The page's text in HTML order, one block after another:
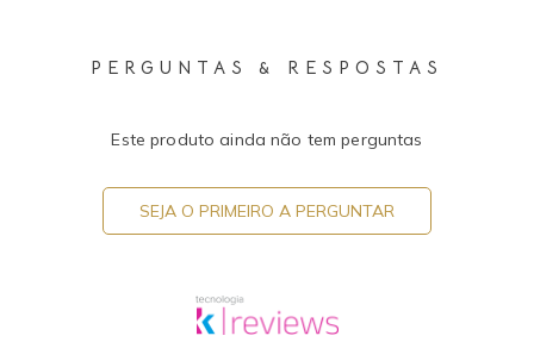
PERGUNTAS & RESPOSTAS
Este produto ainda não tem perguntas
SEJA O PRIMEIRO A PERGUNTAR